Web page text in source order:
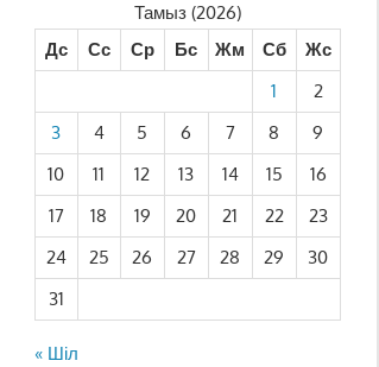
Тамыз (2026)
Дс
Сс Ср Бс Жм Сб
Жс
1
2
3
4 5 6 7 8
9
10
11 12 13 14 15
16
17
18 19 20 21 22
23
24
25 26 27 28 29
30
31
« Шіл